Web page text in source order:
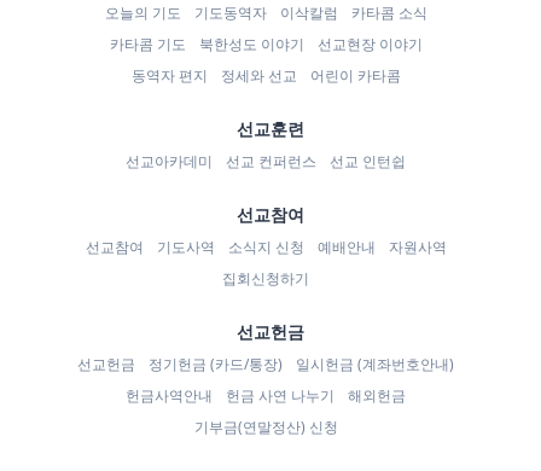
오늘의 기도 기도동역자 이삭칼럼
카타콤 소식
카타콤 기도
북한성도 이야기
선교현장 이야기
동역자 편지
정세와 선교 어린이 카타콤
선교훈련
선교아카데미 선교 컨퍼런스 선교 인턴쉽
선교참여
선교참여 기도사역 소식지 신청 예배안내
자원사역
집회신청하기
선교헌금
선교헌금 정기헌금 (카드/통장)
일시헌금 (계좌번호안내)
헌금사역안내
헌금 사연 나누기
해외헌금
기부금(연말정산) 신청